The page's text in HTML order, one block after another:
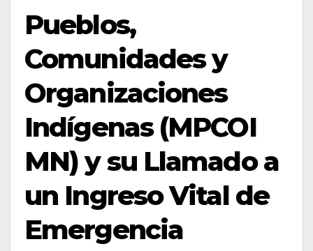
Pueblos,
Comunidades y
Organizaciones
Indígenas (MPCOI
MN) y su Llamado a
un Ingreso Vital de
Emergencia